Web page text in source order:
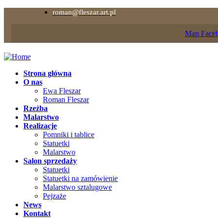
roman@fleszar.art.pl
Map
Strona główna
O nas
Ewa Fleszar
Roman Fleszar
Rzeźba
Malarstwo
Realizacje
Pomniki i tablice
Statuetki
Malarstwo
Salon sprzedaży
Statuetki
Statuetki na zamówienie
Malarstwo sztalugowe
Pejzaże
News
Kontakt